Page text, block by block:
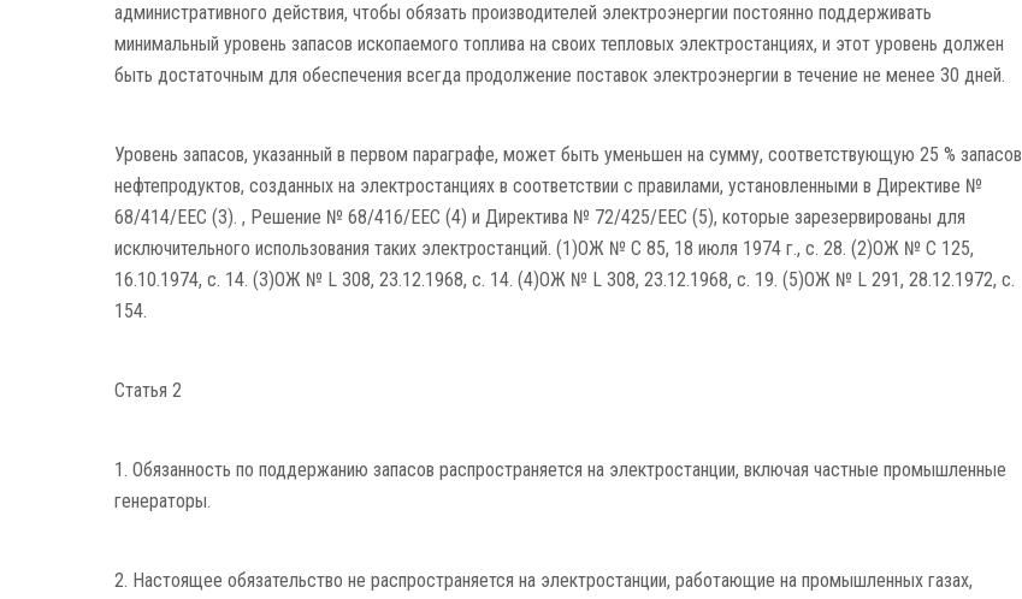
административного действия, чтобы обязать производителей электроэнергии постоянно поддерживать
минимальный уровень запасов ископаемого топлива на своих тепловых электростанциях, и этот уровень должен
быть достаточным для обеспечения всегда продолжение поставок электроэнергии в течение не менее 30 дней.
Уровень запасов, указанный в первом параграфе, может быть уменьшен на сумму, соответствующую 25 % запасов
нефтепродуктов, созданных на электростанциях в соответствии с правилами, установленными в Директиве №
68/414/EEC (3). , Решение № 68/416/EEC (4) и Директива № 72/425/EEC (5), которые зарезервированы для
исключительного использования таких электростанций. (1)ОЖ № C 85, 18 июля 1974 г., с. 28. (2)ОЖ № C 125,
16.10.1974, с. 14. (3)ОЖ № L 308, 23.12.1968, с. 14. (4)ОЖ № L 308, 23.12.1968, с. 19. (5)ОЖ № L 291, 28.12.1972, с.
154.
Статья 2
1. Обязанность по поддержанию запасов распространяется на электростанции, включая частные промышленные
генераторы.
2. Настоящее обязательство не распространяется на электростанции, работающие на промышленных газах,